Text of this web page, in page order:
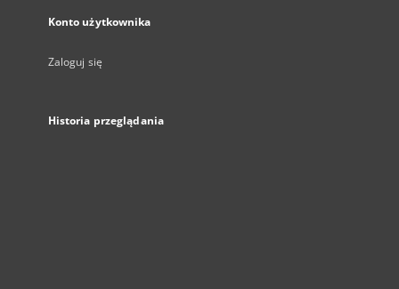
Konto użytkownika
Zaloguj się
Historia przeglądania